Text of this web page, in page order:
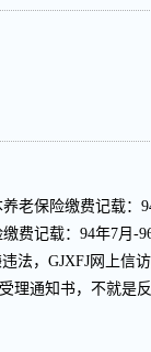
老保险缴费记载：
费记载：94年7月-
法，GJXFJ网上信
理通知书，不就是